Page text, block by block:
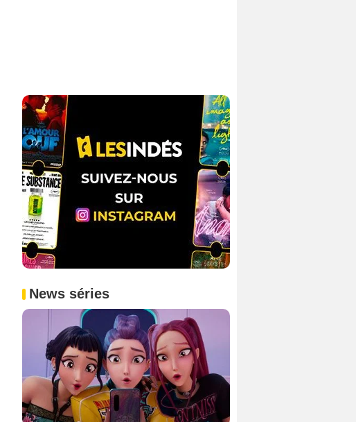
News séries